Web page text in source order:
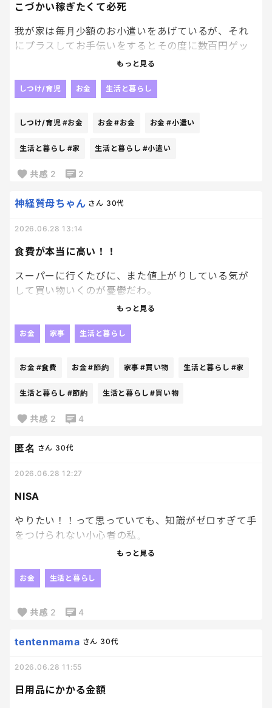
こづかい稼ぎたくて必死
我が家は毎月少額のお小遣いをあげているが、それ
にプラスしてお手伝いをするとその度に数百円ゲッ
トできるという仕組みになっている。
お風呂掃除、トイレ掃除、玄関掃除、などなど
7月に友達とちょっとそこまで、、遊びに行く予定が
お金を稼ぐのってこんなに大変なんだぞ？？
って言う気持ちで見守るわたし。笑
もっと見る
しつけ/育児 お金 生活と暮らし
しつけ/育児 #お金 お金#お金 お金 #小遣い
生活と暮らし #家 生活と暮らし #小遣い
共感 2 2
食費が本当に高い！！
神経質母ちゃん さん 30代
2026.06.28 13:14
スーパーに行くたびに、また値上がりしている気が
して買い物いくのが憂鬱だわ。
見ると驚くよね〜
けど、頑張れば頑張るほど疲れちゃう😮‍💨
家族にはお腹いっぱい食べてほしい！！
バランスが本当に難しいよ〜😭
もっと見る
お金 家事 生活と暮らし
お金 #食費 お金#節約 家事 #買い物 生活と暮らし #家
生活と暮らし #節約 生活と暮らし #買い物
共感 2 4
NISA
匿名 さん 30代
2026.06.28 12:27
やりたい！！って思っていても、知識がゼロすぎて手
をつけられない小心者の私。
なんか、もう今からやっても遅いよなぁって感じる毎
もっと見る
お金 生活と暮らし
共感 2 4
日用品にかかる金額
tentenmama さん 30代
2026.06.28 11:55